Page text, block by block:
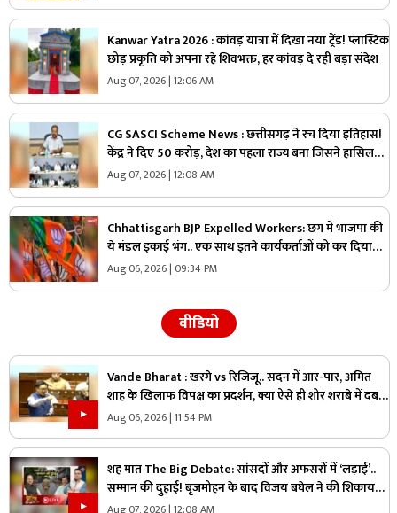
Kanwar Yatra 2026 : कांवड़ यात्रा में दिखा नया ट्रेंड! प्लास्टिक
छोड़ प्रकृति को अपना रहे शिवभक्त, हर कांवड़ दे रही बड़ा संदेश
Aug 07, 2026 | 12:06 AM
CG SASCI Scheme News : छत्तीसगढ़ ने रच दिया इतिहास!
केंद्र ने दिए 50 करोड़, देश का पहला राज्य बना जिसने हासिल
की ये बड़ी उपलब्धि
Aug 07, 2026 | 12:08 AM
Chhattisgarh BJP Expelled Workers: छग में भाजपा की
ये मंडल इकाई भंग.. एक साथ इतने कार्यकर्ताओं को कर दिया
निष्कासित, अब होगा नए कार्यकारिणी का गठन
Aug 06, 2026 | 09:34 PM
वीडियो
Vande Bharat : खरगे vs रिजिजू.. सदन में आर-पार, अमित
शाह के खिलाफ विपक्ष का प्रदर्शन, क्या ऐसे ही शोर शराबे में दब
जाएंगे असली मुद्दे?
Aug 06, 2026 | 11:54 PM
शह मात The Big Debate: सांसदों और अफसरों में ‘लड़ाई’..
सम्मान की दुहाई! बृजमोहन के बाद विजय बघेल ने की शिकायत,
जानिए राज्य का मामला आखिर संसद तक क्यों पहुंचा?
Aug 07, 2026 | 12:08 AM